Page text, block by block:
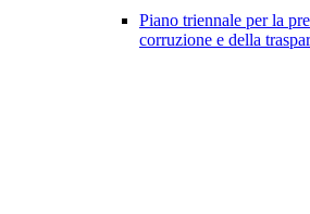
Piano triennale per la
corruzione e della